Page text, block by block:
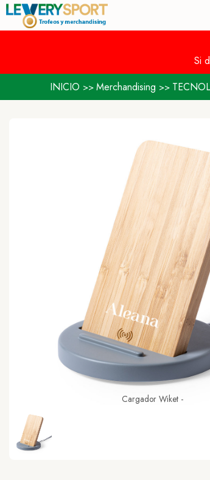
Si
INICIO >> Merchandising >>
Cargador Wiket -